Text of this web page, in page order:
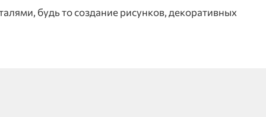
будь то создание рисунков, декоративных